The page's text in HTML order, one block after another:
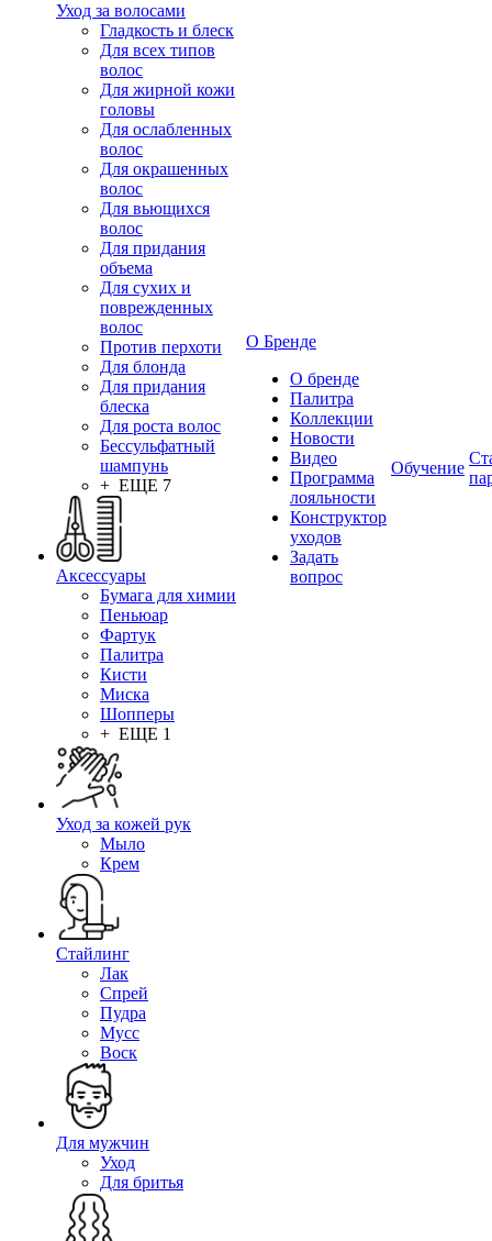
Уход за волосами
Гладкость и блеск
Для всех типов
волос
Для жирной кожи
головы
Для ослабленных
волос
Для окрашенных
волос
Для вьющихся
волос
Для придания
объема
Для сухих и
поврежденных
волос
Против перхоти
Для блонда
Для придания
блеска
Для роста волос
Бессульфатный
шампунь
+ ЕЩЕ 7
Аксессуары
Бумага для химии
Пеньюар
Фартук
Палитра
Кисти
Миска
Шопперы
+ ЕЩЕ 1
Уход за кожей рук
Мыло
Крем
Стайлинг
Лак
Спрей
Пудра
Мусс
Воск
Для мужчин
Уход
Для бритья
О Бренде
О бренде
Палитра
Коллекции
Новости
Видео
Программа
лояльности
Конструктор
уходов
Задать
вопрос
Обучение